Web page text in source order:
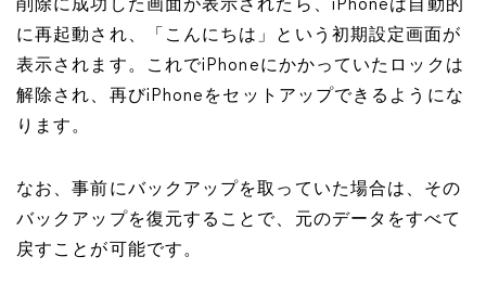
削除に成功した画面が表示されたら、iPhoneは自動的
に再起動され、「こんにちは」という初期設定画面が
表示されます。これでiPhoneにかかっていたロックは
解除され、再びiPhoneをセットアップできるようにな
ります。
なお、事前にバックアップを取っていた場合は、その
バックアップを復元することで、元のデータをすべて
戻すことが可能です。